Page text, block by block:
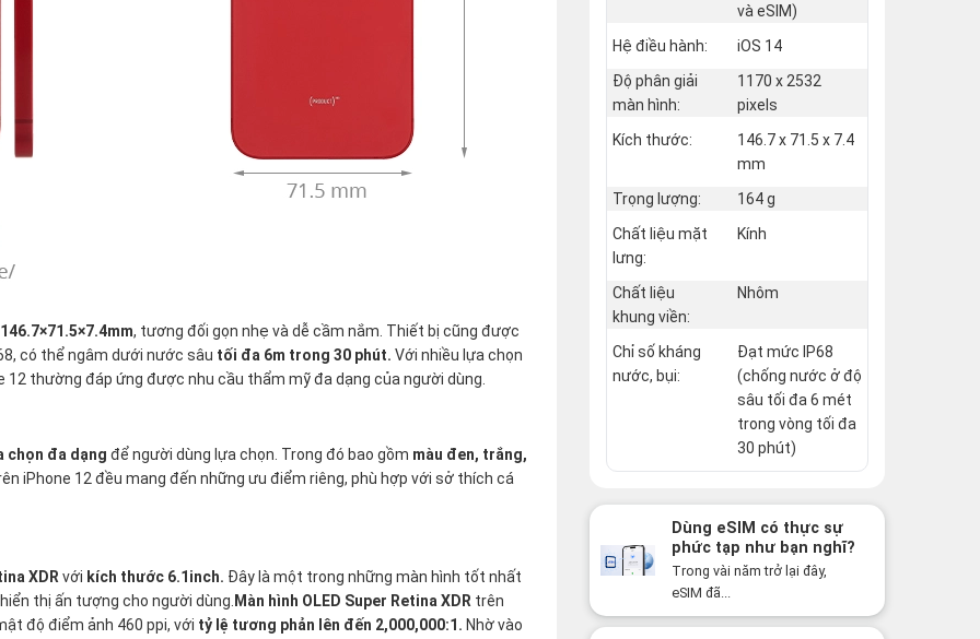
146.7×71.5×7.4mm, tương đối gọn nhẹ và dễ cầm nắm. Thiết bị cũng được
có thể ngâm dưới nước sâu tối đa 6m trong 30 phút. Với nhiều lựa chọn
thường đáp ứng được nhu cầu thẩm mỹ đa dạng của người dùng.
chọn đa dạng để người dùng lựa chọn. Trong đó bao gồm màu đen, trắng,
iPhone 12 đều mang đến những ưu điểm riêng, phù hợp với sở thích cá
XDRvới kích thước 6.1inch. Đây là một trong những màn hình tốt nhất
thị ấn tượng cho người dùng. Màn hình OLED Super Retina XDR trên
độ điểm ảnh 460 ppi, với tỷ lệ tương phản lên đến 2,000,000:1. Nhờ vào
và eSIM)
Hệ điều hành:
iOS 14
Độ phân giải
màn hình:
1170 x 2532
pixels
Kích thước:
146.7 x 71.5 x 7.4
mm
Trọng lượng:
164 g
Chất liệu mặt
lưng:
Kính
Chất liệu
khung viền:
Nhôm
Chỉ số kháng
nước, bụi:
Đạt mức IP68
(chống nước ở độ
sâu tối đa 6 mét
trong vòng tối đa
30 phút)
Dùng eSIM có thực sự
phức tạp như bạn nghĩ?
Sự thật có thể khiến
bạn bất ngờ!
Trong vài năm trở lại đây,
eSIM đã...